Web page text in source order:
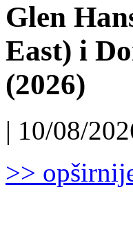
Glen
East) i
(2026)
| 10/08/
>>